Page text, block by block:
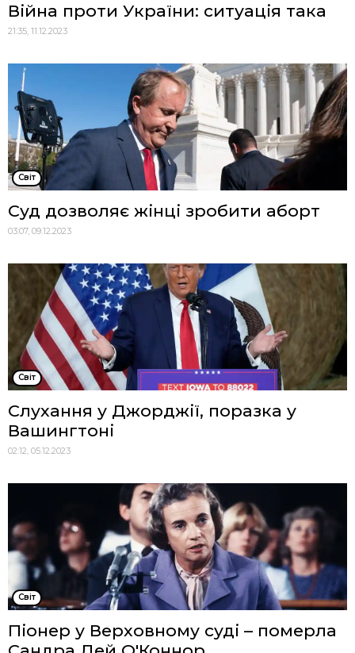
Війна проти України: ситуація така
21:35, 11.12.2023
Cвіт
Суд дозволяє жінці зробити аборт
03:07, 09.12.2023
Cвіт
Слухання у Джорджії, поразка у
Вашингтоні
02:12, 05.12.2023
Cвіт
Піонер у Верховному суді – померла